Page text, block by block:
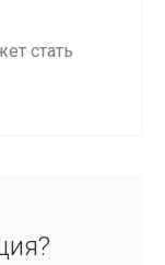
стать